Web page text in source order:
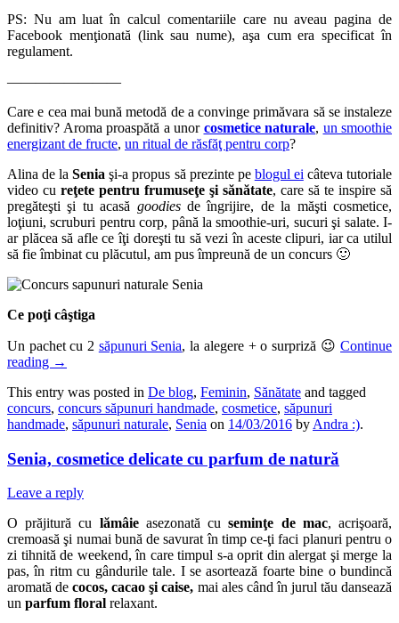
PS: Nu am luat în calcul comentariile care nu aveau pagina de
Facebook menţionată (link sau nume), aşa cum era specificat în
regulament.
————————
Care e cea mai bună metodă de a convinge primăvara să se instaleze
definitiv? Aroma proaspătă a unor cosmetice naturale, un smoothie
energizant de fructe, un ritual de răsfăţ pentru corp?
Alina de laSenia şi-a propus să prezinte pe blogul ei câteva tutoriale
video cu reţete pentru frumuseţe şi sănătate, care să te inspire să
pregăteşti şi tu acasă goodiesde îngrijire, de la măşti cosmetice,
loţiuni, scruburi pentru corp, până la smoothie-uri, sucuri şi salate. I-
ar plăcea să afle ce îţi doreşti tu să vezi în aceste clipuri, iar ca utilul
să fie îmbinat cu plăcutul, am pus împreună de un concurs 🙂
Ce poţi câştiga
Un pachet cu 2 săpunuri Senia, la alegere + o surpriză 😉Continue
reading →
This entry was posted in De blog, Feminin, Sănătate and tagged
concurs, concurs săpunuri handmade, cosmetice, săpunuri
handmade, săpunuri naturale, Senia on 14/03/2016 by Andra :).
Senia, cosmetice delicate cu parfum de natură
Leave a reply
O prăjitură cu lămâieasezonată cuseminţe de mac, acrişoară,
cremoasă şi numai bună de savurat în timp ce-ţi faci planuri pentru o
zi tihnită de weekend, în care timpul s-a oprit din alergat şi merge la
pas, în ritm cu gândurile tale. I se asortează foarte bine o bundincă
aromată decocos, cacao şi caise, mai ales când în jurul tău dansează
un parfum floral relaxant.